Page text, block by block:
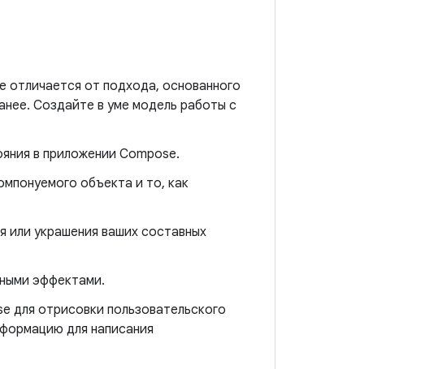
отличается от подхода, основанного
Создайте в уме модель работы с
в приложении Compose.
объекта и то, как
или украшения ваших составных
эффектами.
для отрисовки пользовательского
для написания